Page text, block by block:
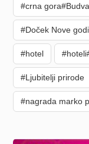
#crna gora#Budva
#Doček Nove
#hotel
#Ljubitelji prirode
#nagrada marko